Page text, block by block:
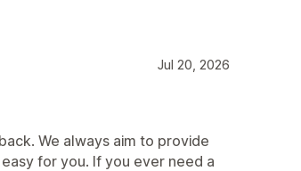
Jul 20, 2026
We always aim to provide
for you. If you ever need a